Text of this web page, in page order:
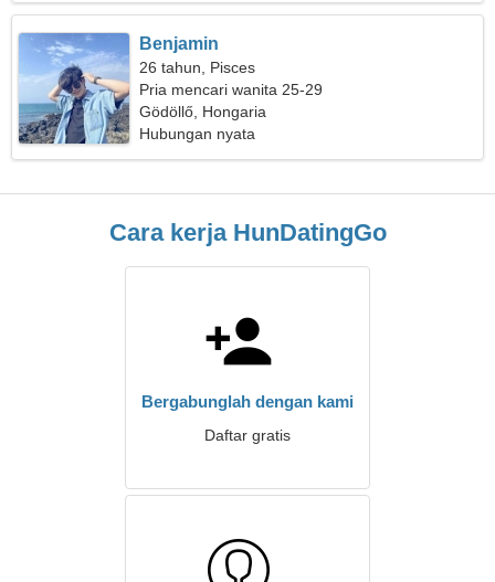
Benjamin
26 tahun, Pisces
Pria mencari wanita 25-29
Gödöllő, Hongaria
Hubungan nyata
Cara kerja HunDatingGo
Bergabunglah dengan kami
Daftar gratis